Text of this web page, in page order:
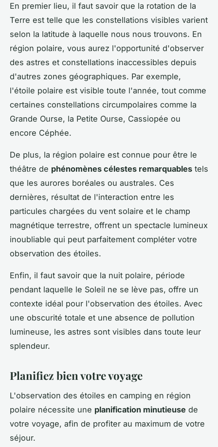
En premier lieu, il faut savoir que la rotation de la
Terre est telle que les constellations visibles varient
selon la latitude à laquelle nous nous trouvons. En
région polaire, vous aurez l'opportunité d'observer
des astres et constellations inaccessibles depuis
d'autres zones géographiques. Par exemple,
l'étoile polaire est visible toute l'année, tout comme
certaines constellations circumpolaires comme la
Grande Ourse, la Petite Ourse, Cassiopée ou
encore Céphée.
De plus, la région polaire est connue pour être le
théâtre de phénomènes célestes remarquables tels
que les aurores boréales ou australes. Ces
dernières, résultat de l'interaction entre les
particules chargées du vent solaire et le champ
magnétique terrestre, offrent un spectacle lumineux
inoubliable qui peut parfaitement compléter votre
observation des étoiles.
Enfin, il faut savoir que la nuit polaire, période
pendant laquelle le Soleil ne se lève pas, offre un
contexte idéal pour l'observation des étoiles. Avec
une obscurité totale et une absence de pollution
lumineuse, les astres sont visibles dans toute leur
splendeur.
Planifiez bien votre voyage
L'observation des étoiles en camping en région
polaire nécessite une planification minutieuse de
votre voyage, afin de profiter au maximum de votre
séjour.